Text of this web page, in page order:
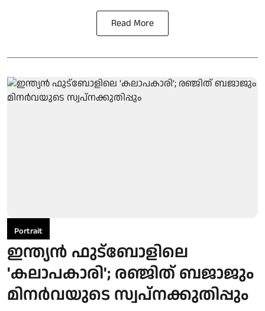
Read More
Portrait
ഇന്ത്യന്‍ ഫുട്‌ബോളിലെ
'കലാപകാരി'; രഞ്ജിത് ബജാജും
മിനര്‍വയുടെ സ്വപ്നക്കുതിപ്പും